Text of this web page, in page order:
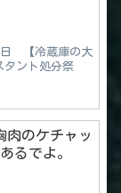
【冷蔵庫の大
タント処分祭
肉のケチャッ
るでよ。